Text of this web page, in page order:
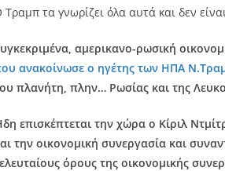
Tραμπ τα γνωρίζει όλα αυτά και δεν
αμερικανο-ρωσική
ανακοίνωσε ο ηγέτης των ΗΠΑ
πλανήτη, πλην… Ρωσίας και της
επισκέπτεται την χώρα ο Κίριλ
την οικονομική συνεργασία και
όρους της οικονομικής